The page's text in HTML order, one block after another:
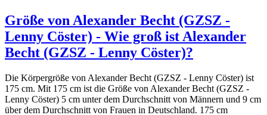
Größe von Alexander Becht (GZSZ -
Lenny Cöster) - Wie groß ist Alexander
Becht (GZSZ - Lenny Cöster)?
Die Körpergröße von Alexander Becht (GZSZ - Lenny Cöster) ist
175 cm. Mit 175 cm ist die Größe von Alexander Becht (GZSZ -
Lenny Cöster) 5 cm unter dem Durchschnitt von Männern und 9 cm
über dem Durchschnitt von Frauen in Deutschland. 175 cm